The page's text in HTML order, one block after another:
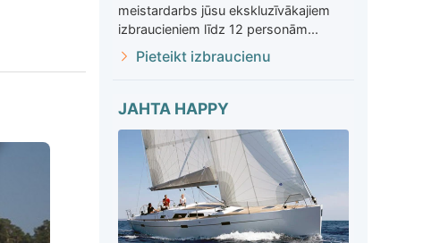
meistardarbs jūsu ekskluzīvākajiem
izbraucieniem līdz 12 personām...
Pieteikt izbraucienu
JAHTA HAPPY